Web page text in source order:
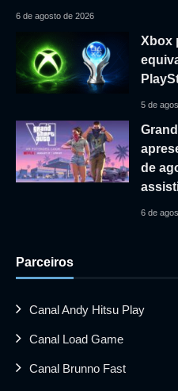
6 de agosto de 2026
Xbox
5 de
de
6 de
Parceiros
Canal Andy Hitsu Play
Canal Load Game
Canal Brunno Fast